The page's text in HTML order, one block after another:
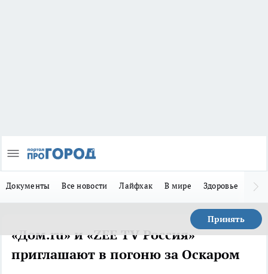
Документы Все новости Лайфхак В мире Здоровье
Принять
«Дом.ru» и «ZEE TV Россия»
приглашают в погоню за Оскаром